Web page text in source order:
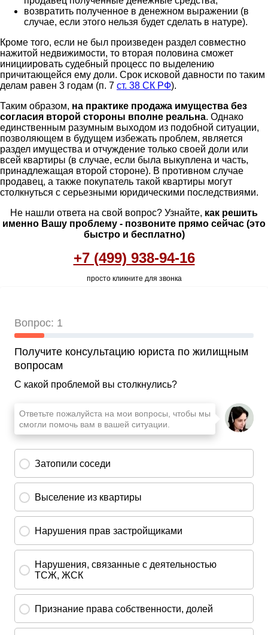
возвратить полученное в денежном выражении (в
случае, если этого нельзя будет сделать в натуре).
Кроме того, если не был произведен раздел совместно
нажитой недвижимости, то вторая половина сможет
инициировать судебный процесс по выделению
причитающейся ему доли. Срок исковой давности по таким
делам равен 3 годам (п. 7 ст. 38 СК РФ).
Таким образом, на практике продажа имущества без
согласия второй стороны вполне реальна. Однако
единственным разумным выходом из подобной ситуации,
позволяющем в будущем избежать проблем, является
раздел имущества и отчуждение только своей доли или
всей квартиры (в случае, если была выкуплена и часть,
принадлежащая второй стороне). В противном случае
продавец, а также покупатель такой квартиры могут
столкнуться с серьезными юридическими последствиями.
Не нашли ответа на свой вопрос? Узнайте, как решить
именно Вашу проблему - позвоните прямо сейчас (это
быстро и бесплатно)
+7 (499) 938-94-16
просто кликните для звонка